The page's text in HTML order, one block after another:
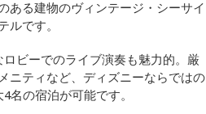
ある建物のヴィンテージ・シーサイ
ルです。
ビーでのライブ演奏も魅力的。厳
ニティなど、ディズニーならではの
名の宿泊が可能です。